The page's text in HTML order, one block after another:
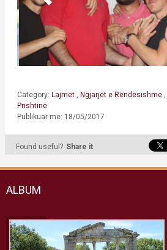
Category: Lajmet Ngjarjet e Rëndësishme
Prishtinë
Publikuar më: 18/05/2017
Found useful? Share it
ALBUM